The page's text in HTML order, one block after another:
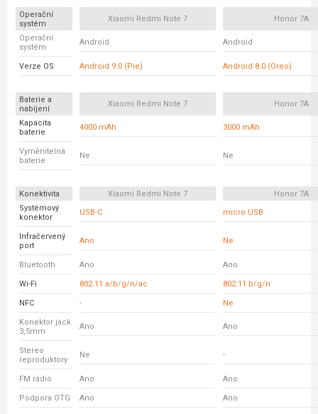
Operační
systém
Xiaomi Redmi Note 7 Honor 7A
Operační
systém
Android Android
Verze OS Android 9.0 (Pie) Android 8.0 (Oreo)
Baterie a
nabíjení
Xiaomi Redmi Note 7 Honor 7A
Kapacita
baterie
4000 mAh 3000 mAh
Vyměnitelná
baterie
Ne Ne
Konektivita Xiaomi Redmi Note 7
Honor 7A
Systémový
konektor
USB-C micro USB
Infračervený
port
Ano Ne
Bluetooth Ano Ano
Wi-Fi 802.11 a/b/g/n/ac 802.11 b/g/n
NFC - Ne
Konektor jack
3,5mm
Ano Ano
Stereo
reproduktory
Ne -
FM rádio Ano Ano
Podpora OTG Ano Ano